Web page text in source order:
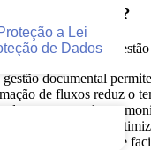
a Lei
de Dados
de documentos?
que fazem da
gestão documental
de fluxos reduz o
documento pode ser
do papel e o uso
dados estruturados e